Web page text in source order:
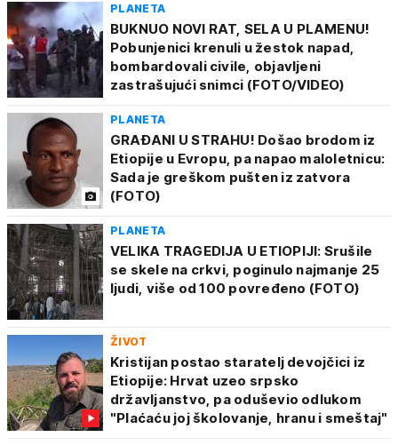
PLANETA
BUKNUO NOVI RAT, SELA U PLAMENU!
Pobunjenici krenuli u žestok napad,
bombardovali civile, objavljeni
zastrašujući snimci (FOTO/VIDEO)
PLANETA
GRAĐANI U STRAHU! Došao brodom iz
Etiopije u Evropu, pa napao maloletnicu:
Sada je greškom pušten iz zatvora
(FOTO)
PLANETA
VELIKA TRAGEDIJA U ETIOPIJI: Srušile
se skele na crkvi, poginulo najmanje 25
ljudi, više od 100 povređeno (FOTO)
ŽIVOT
Kristijan postao staratelj devojčici iz
Etiopije: Hrvat uzeo srpsko
državljanstvo, pa oduševio odlukom
"Plaćaću joj školovanje, hranu i smeštaj"